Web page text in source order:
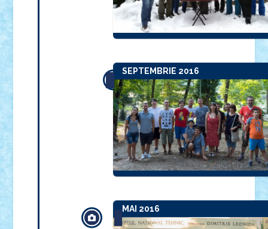
SEPTEMBRIE 2016
MAI 2016